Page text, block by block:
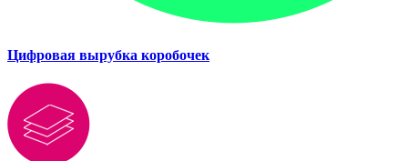
Цифровая вырубка коробочек